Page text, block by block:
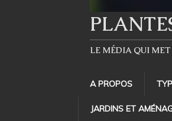
LE MÉDIA QUI
A PROPOS
JARDINS ET